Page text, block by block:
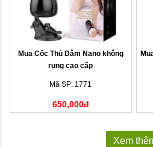
Mua Cốc Thủ Dâm Nano không
rung cao cấp
Mã SP: 1771
650,000đ
Xem